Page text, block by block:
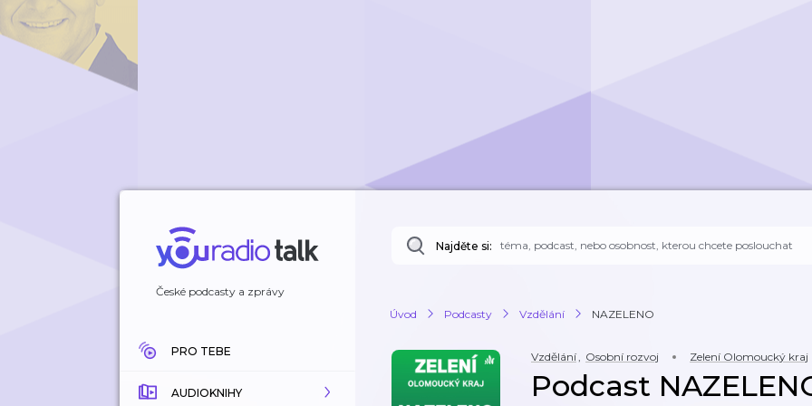
České podcasty a zprávy
PRO TEBE
AUDIOKNIHY
Najděte si:
Úvod Podcasty Vzdělání NAZELENO
Vzdělání, Osobní rozvoj Zelení Olomoucký kraj
Podcast